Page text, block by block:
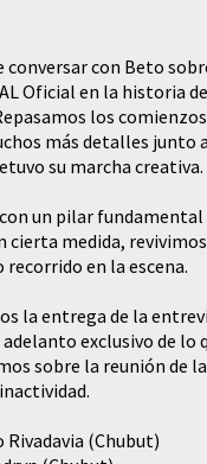
conversar con Beto
Oficial en la historia
los
más detalles junto
su marcha creativa.
un pilar
cierta medida,
en la escena.
la entrega de la
exclusivo de lo
sobre la reunión de
Rivadavia (Chubut)